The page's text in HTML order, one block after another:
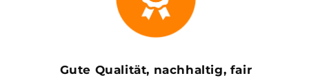
Gute Qualität, nachhaltig, fair